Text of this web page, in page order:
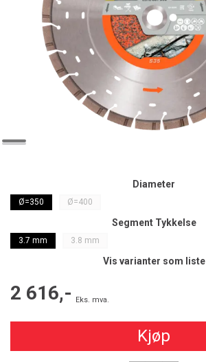
Diameter
Ø=350 Ø=400
Segment Tykkelse
3.7 mm 3.8 mm
Vis varianter som liste
2 616,- Eks. mva.
Kjøp